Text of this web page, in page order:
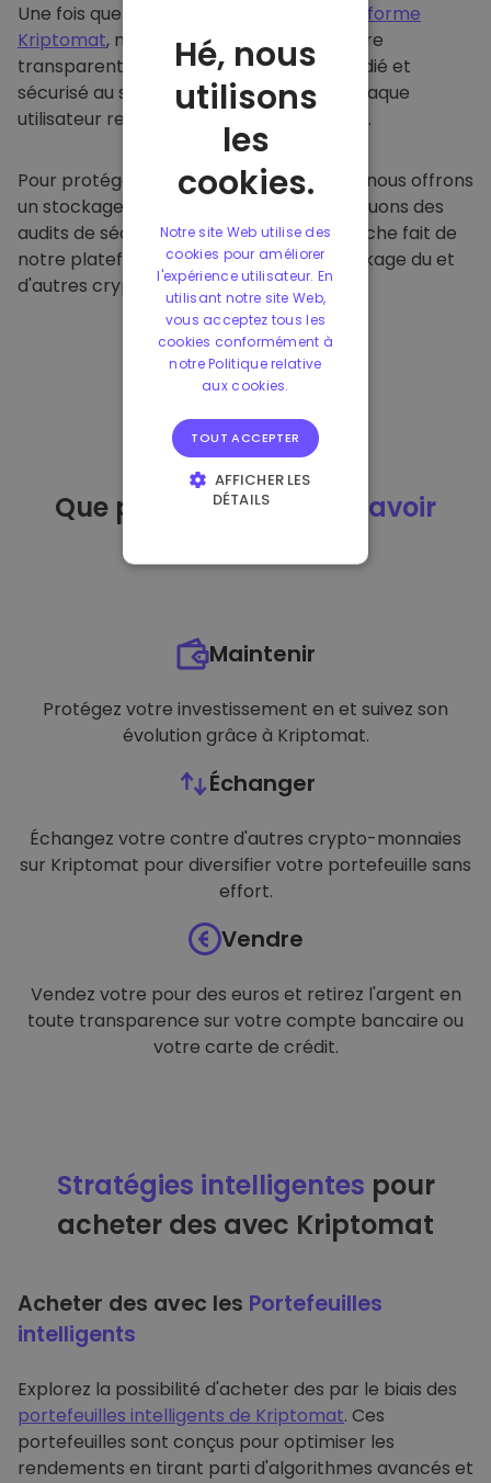
Une fois que vous achetez du sur
la plateforme
Kriptomat, nous le transférons de manière
transparente dans votre portefeuille dédié et
sécurisé au sein de notre plateforme. Chaque
utilisateur reçoit un portefeuille individuel.
Pour protéger nos clients et leurs fonds, nous offrons
un stockage hors ligne sécurisé et effectuons des
audits de sécurité réguliers. Cette approche fait de
notre plateforme un refuge pour le stockage du et
d'autres crypto-monnaies.
Que puis-je faire
après avoir
Maintenir
Protégez votre investissement en et suivez son
évolution grâce à Kriptomat.
Échanger
Échangez votre contre d'autres crypto-monnaies
sur Kriptomat pour diversifier votre portefeuille sans
effort.
Vendre
Vendez votre pour des euros et retirez l'argent en
toute transparence sur votre compte bancaire ou
votre carte de crédit.
Stratégies intelligentes pour
acheter des avec Kriptomat
Acheter des avec les Portefeuilles
intelligents
Explorez la possibilité d'acheter des par le biais des
portefeuilles intelligents de Kriptomat. Ces
portefeuilles sont conçus pour optimiser les
rendements en tirant parti d'algorithmes avancés et
Hé, nous
utilisons
les
cookies.
Notre site Web utilise des
cookies pour améliorer
l'expérience utilisateur. En
utilisant notre site Web,
vous acceptez tous les
cookies conformément à
notre Politique relative
aux cookies.
TOUT ACCEPTER
AFFICHER LES
DÉTAILS
FONCTIONNALITÉ